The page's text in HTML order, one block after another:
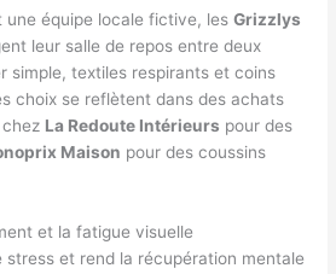
une équipe locale fictive, lesGrizzlys
leur salle de repos entre deux
simple, textiles respirants et coins
choix se reflètent dans des achats
La Redoute Intérieurs pour des
Maison pour des coussins
et la fatigue visuelle
stress et rend la récupération mentale